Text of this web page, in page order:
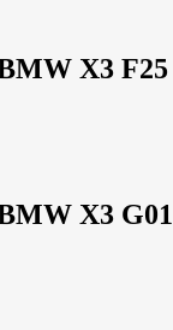
X3
X3 G01